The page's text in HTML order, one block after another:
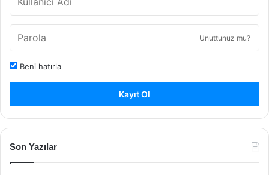
Unuttunuz mu?
Beni hatırla
Kayıt Ol
Son Yazılar